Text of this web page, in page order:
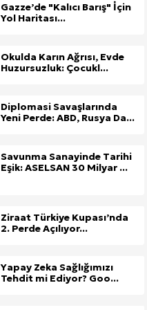
Gazze’de "Kalıcı Barış" İçin
Yol Haritası...
Okulda Karın Ağrısı, Evde
Huzursuzluk: Çocukl...
Diplomasi Savaşlarında
Yeni Perde: ABD, Rusya Da...
Savunma Sanayinde Tarihi
Eşik: ASELSAN 30 Milyar ...
Ziraat Türkiye Kupası’nda
2. Perde Açılıyor...
Yapay Zeka Sağlığımızı
Tehdit mi Ediyor? Goo...